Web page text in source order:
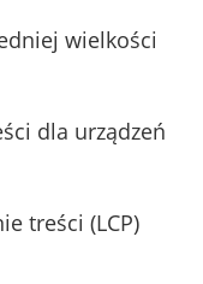
wielkości
dla urządzeń
treści (LCP)